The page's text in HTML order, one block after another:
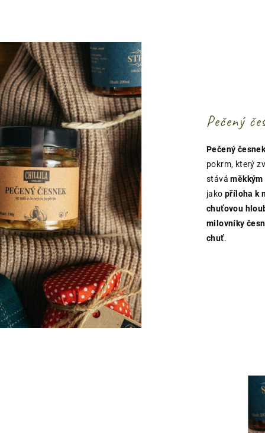
Pečený
Pečený
pokrm, který
stává
jako příloha k
chuťovou
milovníky
chuť.